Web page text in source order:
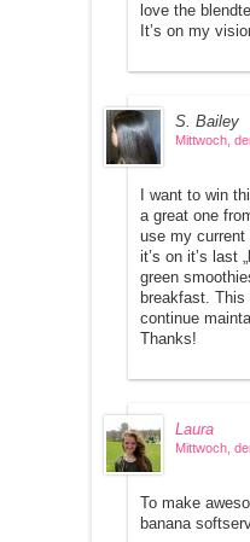
love the
It’s on my
S. Bailey
Mittwoch,
I want to win
a great one
use my current
it’s on it’s last
green
breakfast.
continue
Thanks!
Laura
Mittwoch,
To make
banana